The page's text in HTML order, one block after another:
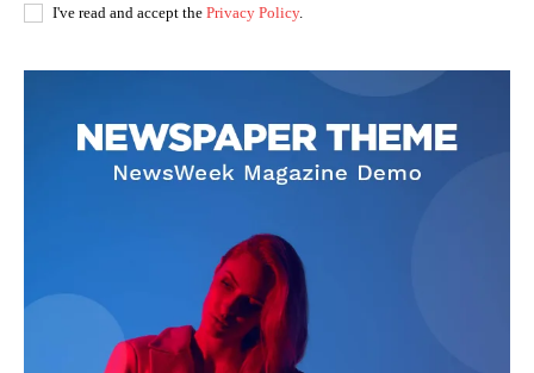
I've read and accept the Privacy Policy.